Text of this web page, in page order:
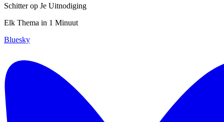
Schitter op Je Uitnodiging
Elk Thema in 1 Minuut
Bluesky